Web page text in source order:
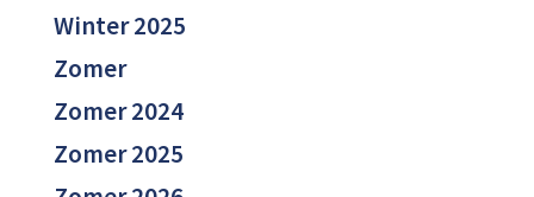
Winter 2025
Zomer
Zomer 2024
Zomer 2025